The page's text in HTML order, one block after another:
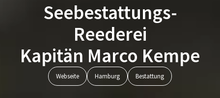
Seebestattungs-
Reederei
Kapitän Marco Kempe
Webseite Hamburg Bestattung